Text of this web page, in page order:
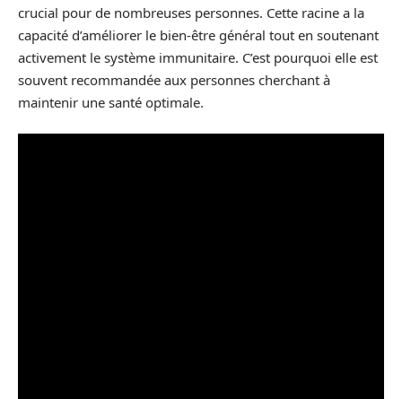
crucial pour de nombreuses personnes. Cette racine a la
capacité d’améliorer le bien-être général tout en soutenant
activement le système immunitaire. C’est pourquoi elle est
souvent recommandée aux personnes cherchant à
maintenir une santé optimale.